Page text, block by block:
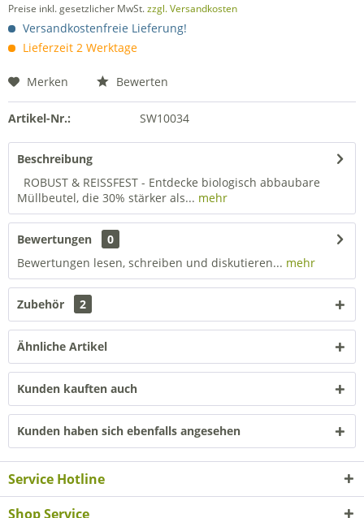
Preise inkl. gesetzlicher MwSt.zzgl. Versandkosten
Versandkostenfreie Lieferung!
Lieferzeit 2 Werktage
Merken Bewerten
Artikel-Nr.: SW10034
Beschreibung
ROBUST & REISSFEST - Entdecke biologisch abbaubare
Müllbeutel, die 30% stärker als... mehr
Bewertungen
0
Bewertungen lesen, schreiben und diskutieren... mehr
Zubehör 2
Ähnliche Artikel
Kunden kauften auch
Kunden haben sich ebenfalls angesehen
Service Hotline
Shop Service